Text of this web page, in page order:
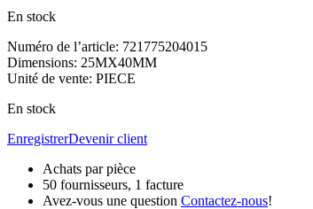
En stock
Numéro de l’article: 721775204015
Dimensions: 25MX40MM
Unité de vente: PIECE
En stock
EnregistrerDevenir client
Achats par pièce
50 fournisseurs, 1 facture
Avez-vous une question Contactez-nous!